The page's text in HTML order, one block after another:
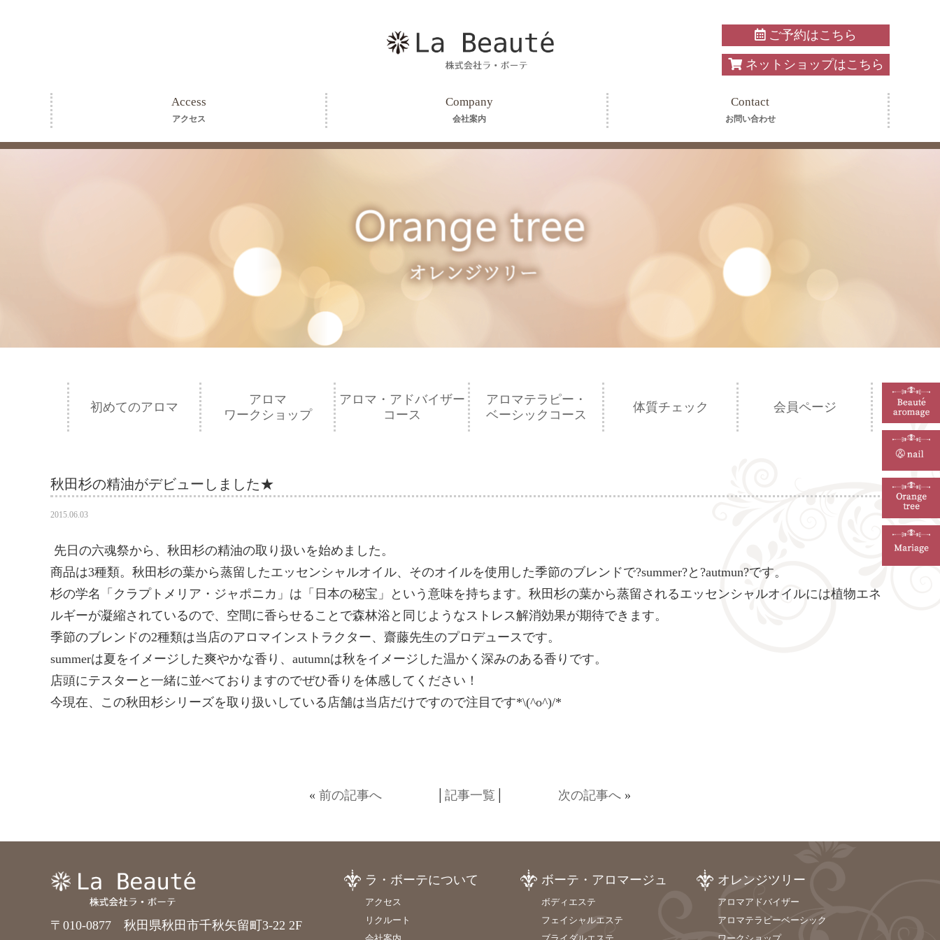
ご予約はこちら
ネットショップはこちら
Access
アクセス
Company
会社案内
Contact
お問い合わせ
初めてのアロマ
アロマ
ワークショップ
アロマ・アドバイザー
コース
アロマテラピー・
ベーシックコース
体質チェック 会員ページ
秋田杉の精油がデビューしました★
2015.06.03
先日の六魂祭から、秋田杉の精油の取り扱いを始めました。
商品は3種類。秋田杉の葉から蒸留したエッセンシャルオイル、そのオイルを使用した季節のブレンドで?summer?と?autmun?です。
杉の学名「クラプトメリア・ジャポニカ」は「日本の秘宝」という意味を持ちます。秋田杉の葉から蒸留されるエッセンシャルオイルには植物エネ
ルギーが凝縮されているので、空間に香らせることで森林浴と同じようなストレス解消効果が期待できます。
季節のブレンドの2種類は当店のアロマインストラクター、齋藤先生のプロデュースです。
summerは夏をイメージした爽やかな香り、autumnは秋をイメージした温かく深みのある香りです。
店頭にテスターと一緒に並べておりますのでぜひ香りを体感してください！
今現在、この秋田杉シリーズを取り扱いしている店舗は当店だけですので注目です*\(^o^)/*
« 前の記事へ 記事一覧 次の記事へ »
〒010-0877 秋田県秋田市千秋矢留町3-22 2F
ラ・ボーテについて
アクセス
リクルート
ボーテ・アロマージュ
ボディエステ
フェイシャルエステ
オレンジツリー
アロマアドバイザー
アロマテラピーベーシック